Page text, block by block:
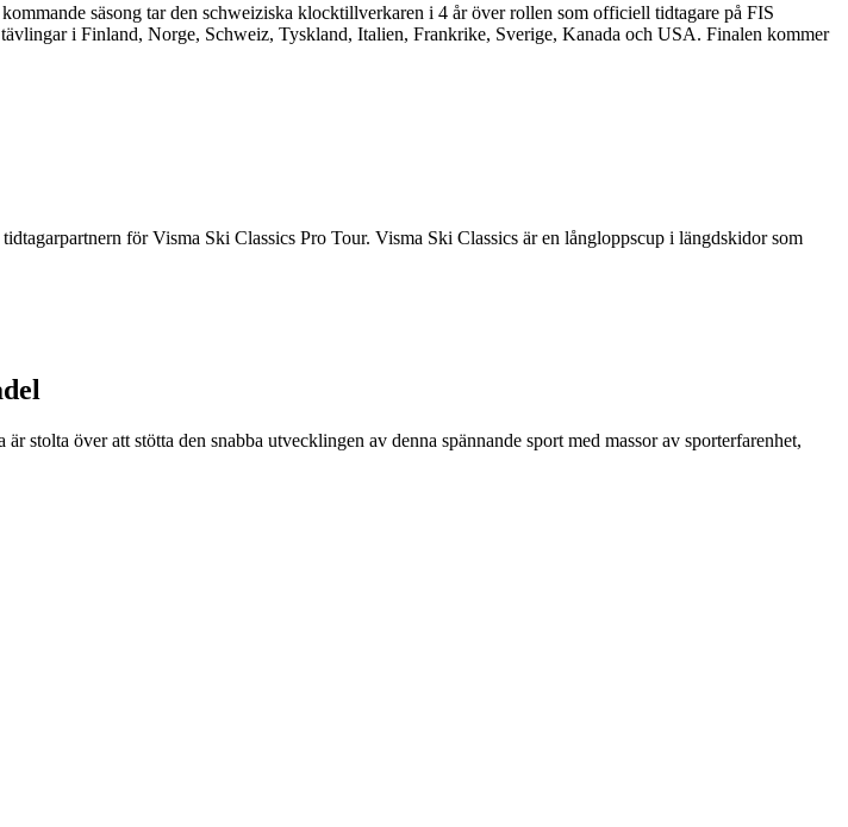
säsong tar den schweiziska klocktillverkaren i 4 år över rollen som officiell tidtagare på FIS
i Finland, Norge, Schweiz, Tyskland, Italien, Frankrike, Sverige, Kanada och USA. Finalen kommer
för Visma Ski Classics Pro Tour. Visma Ski Classics är en långloppscup i längdskidor som
stolta över att stötta den snabba utvecklingen av denna spännande sport med massor av sporterfarenhet,